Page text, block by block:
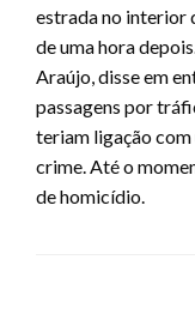
estrada no interior
de uma hora
Araújo, disse em
passagens por
teriam ligação com
crime. Até o
de homicídio.